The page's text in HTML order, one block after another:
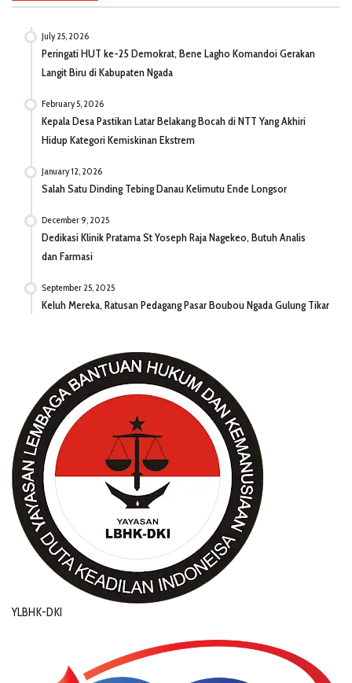
July 25, 2026
Peringati HUT ke-25 Demokrat, Bene Lagho Komandoi Gerakan
Langit Biru di Kabupaten Ngada
February 5, 2026
Kepala Desa Pastikan Latar Belakang Bocah di NTT Yang Akhiri
Hidup Kategori Kemiskinan Ekstrem
January 12, 2026
Salah Satu Dinding Tebing Danau Kelimutu Ende Longsor
December 9, 2025
Dedikasi Klinik Pratama St Yoseph Raja Nagekeo, Butuh Analis
dan Farmasi
September 25, 2025
Keluh Mereka, Ratusan Pedagang Pasar Boubou Ngada Gulung Tikar
YLBHK-DKI